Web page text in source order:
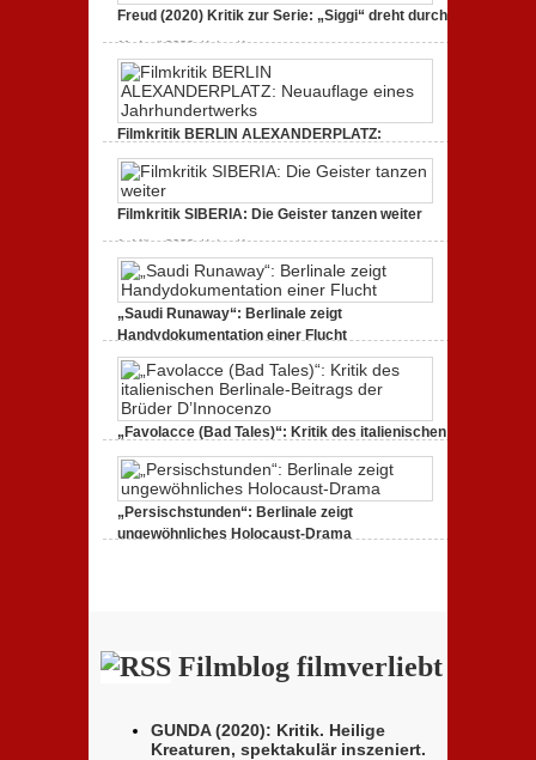
Dokumentarfilm.
Bullenritt
19. Mai 2020,Keine Kommentarezu
Endlich
Kritik
Dokumentarfilm:
unmissverständlich.
Freud (2020) Kritik zur Serie: „Siggi“ dreht durch
11. April 2020,Keine Kommentarezu
Freud
Kritik
zur
„Siggi“
dreht
durch
Filmkritik BERLIN ALEXANDERPLATZ:
Neuauflage eines Jahrhundertwerks
1. März 2020,
BERLIN
Neuauflage
eines
Jahrhundertwerks
Filmkritik SIBERIA: Die Geister tanzen weiter
1. März 2020,Keine Kommentarezu
Filmkritik
SIBERIA:
Die
Geister
tanzen
weiter
„Saudi Runaway“: Berlinale zeigt
Handydokumentation einer Flucht
27. Februar 2020, Keine Kommentarezu
„Saudi
Runaway“:
zeigt
Handydokumentation
Flucht
„Favolacce (Bad Tales)“: Kritik des italienischen
Berlinale-Beitrags der Brüder D’Innocenzo
25. Februar 2020,Keine Kommentarezu
„Favolacce
(Bad
Kritik
„Persischstunden“: Berlinale zeigt
ungewöhnliches Holocaust-Drama
Filmblog filmverliebt
GUNDA (2020): Kritik. Heilige
Kreaturen, spektakulär inszeniert.